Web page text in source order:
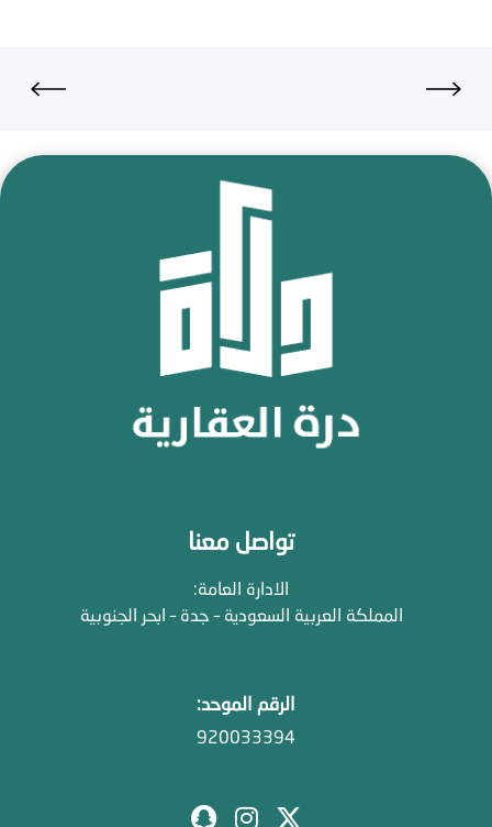
تواصل معنا
الادارة العامة:
المملكة العربية السعودية – جدة – ابحر الجنوبية
الرقم الموحد:
920033394